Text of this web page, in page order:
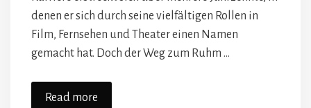
denen er sich durch seine vielfältigen Rollen in
Film, Fernsehen und Theater einen Namen
gemacht hat. Doch der Weg zum Ruhm …
Read more